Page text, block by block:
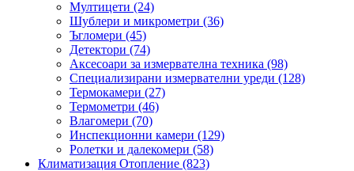
Мултицети (24)
Шублери и микрометри (36)
Ъгломери (45)
Детектори (74)
Аксесоари за измервателна техника (98)
Специализирани измервателни уреди (128)
Термокамери (27)
Термометри (46)
Влагомери (70)
Инспекционни камери (129)
Ролетки и далекомери (58)
Климатизация Отопление (823)